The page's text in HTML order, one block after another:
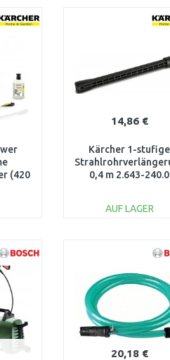
(420
14,86 €
Kärcher 1-stufige
0,4 m 2.643-240.0
AUF LAGER
20,18 €